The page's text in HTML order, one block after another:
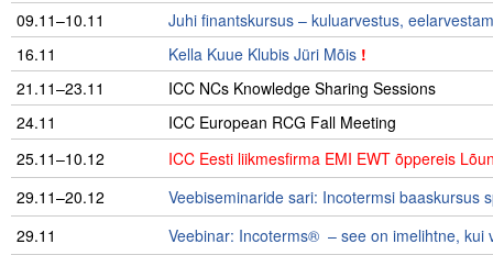
09.11–10.11
Juhi finantskursus – kuluarvestus,
16.11
Kella Kuue Klubis Jüri Mõis !
21.11–23.11
ICC NCs Knowledge Sharing Sessions
24.11
ICC European RCG Fall Meeting
25.11–10.12
ICC Eesti liikmesfirma EMI EWT õppereis
29.11–20.12
Veebiseminaride sari: Incotermsi baaskursus
29.11
Veebinar: Incoterms® – see on imelihtne, kui